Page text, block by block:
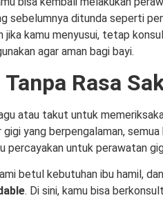
sebelumnya ditunda seperti
jika kamu menyusui, tetap
agar aman bagi bayi.
Rasa
atau takut untuk
yang berpengalaman, semua
percayakan untuk perawatan
betul kebutuhan ibu hamil,
. Di sini, kamu bisa